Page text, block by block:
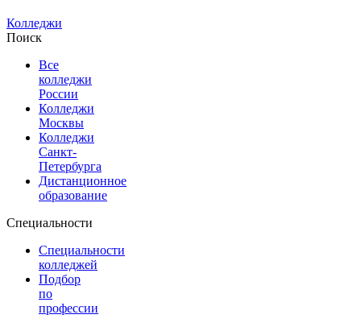
Колледжи
Поиск
Все
колледжи
России
Колледжи
Москвы
Колледжи
Санкт-
Петербурга
Дистанционное
образование
Специальности
Специальности
колледжей
Подбор
по
профессии